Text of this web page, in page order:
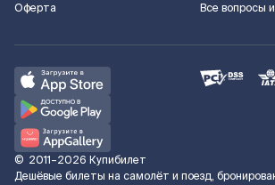
Оферта
Все вопросы
© 2011–2026 Купибилет
Дешёвые билеты на самолёт и поезд,